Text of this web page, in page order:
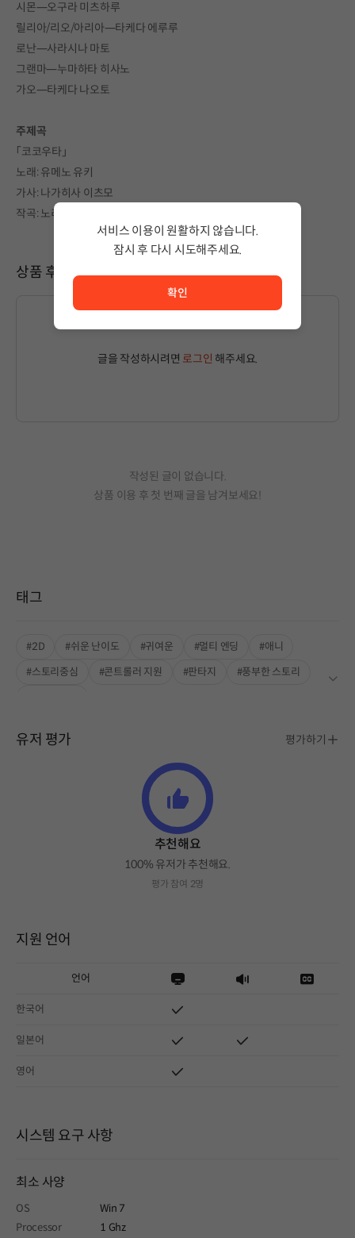
시몬―오구라 미츠하루
릴리아/리오/아리아―타케다 에루루
로난―사라시나 마토
그랜마―누마하타 히사노
가오―타케다 나오토
주제곡
「코코우타」
노래: 유메노 유키
가사: 나가히사 이츠모
작곡: 노리루ーRoom97
상품 후기
글을 작성하시려면 로그인 해주세요.
작성된 글이 없습니다.
상품 이용 후 첫 번째 글을 남겨보세요!
태그
#2D #쉬운 난이도 #귀여운 #멀티 엔딩
#애니
#스토리중심
#콘트롤러 지원 #판타지
#풍부한 스토리
유저 평가 평가하기
추천해요
100% 유저가 추천해요.
평가 참여 2명
지원 언어
언어
한국어
일본어
영어
시스템 요구 사항
최소 사양
OS
Win 7
Processor
1 Ghz
서비스 이용이 원활하지 않습니다.
잠시 후 다시 시도해주세요.
확인